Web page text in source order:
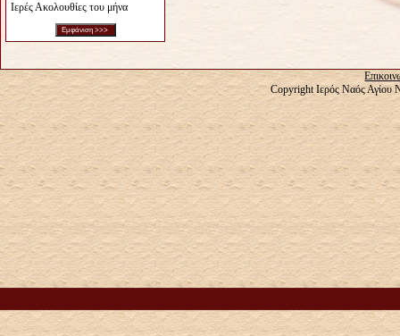
Ιερές Ακολουθίες του μήνα
Copyright Ιερός Ναός Αγίου